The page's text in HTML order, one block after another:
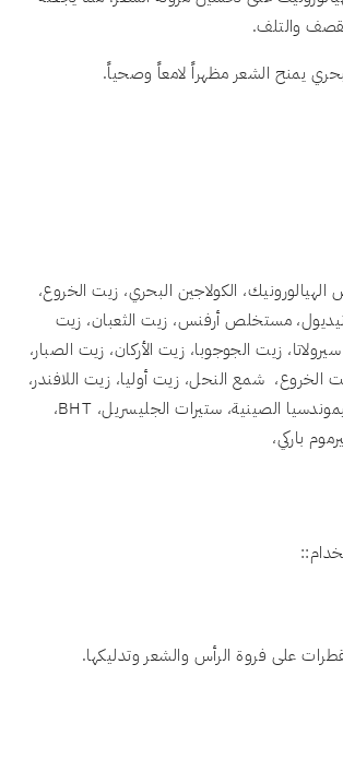
والتلف.
يمنح الشعر مظهراً لامعاً وصحياً.
الكولاجين البحري، زيت الخروع،
مستخلص أرفنس، زيت الثعبان، زيت
زيت الجوجوبا، زيت الأركان، زيت الصبار،
الخروع، شمع النحل، زيت أوليا، زيت اللافندر،
زيت بذور السيموندسيا الصينية، ستيرات الجليسريل، BHT،
باركي،
على فروة الرأس والشعر وتدليكها.